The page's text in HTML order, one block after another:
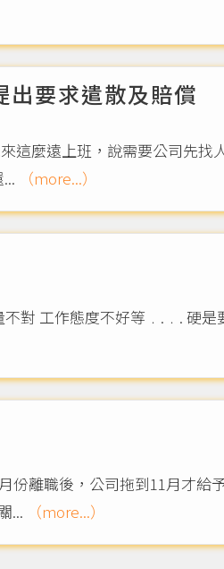
出要求遣散及賠償
這麼遠上班，說需要公司先找
（more...）
對 工作態度不好等﹒.﹒. 硬是
份離職後，公司拖到11月才給
...
（more...）